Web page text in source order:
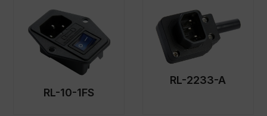
RL-10-1FS
RL-2233-A